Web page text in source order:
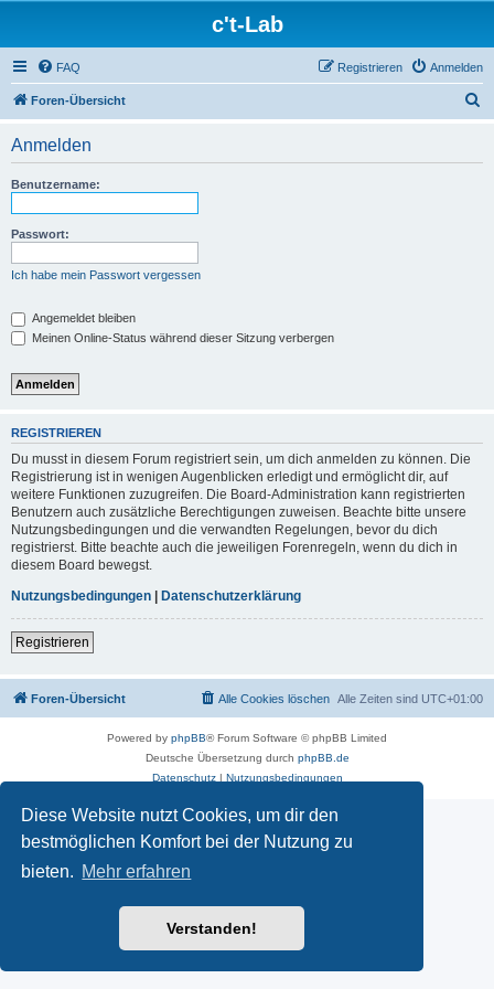
Diese Website nutzt Cookies, um dir den
bestmöglichen Komfort bei der Nutzung zu
bieten. Mehr erfahren
Verstanden!
c't-Lab
FAQ Anmelden
Registrieren
Foren-Übersicht
Anmelden
Benutzername:
Passwort:
Ich habe mein Passwort vergessen
Angemeldet bleiben
Meinen Online-Status während dieser Sitzung verbergen
REGISTRIEREN
Du musst in diesem Forum registriert sein, um dich anmelden zu können. Die
Registrierung ist in wenigen Augenblicken erledigt und ermöglicht dir, auf
weitere Funktionen zuzugreifen. Die Board-Administration kann registrierten
Benutzern auch zusätzliche Berechtigungen zuweisen. Beachte bitte unsere
Nutzungsbedingungen und die verwandten Regelungen, bevor du dich
registrierst. Bitte beachte auch die jeweiligen Forenregeln, wenn du dich in
diesem Board bewegst.
Nutzungsbedingungen | Datenschutzerklärung
Registrieren
Foren-Übersicht Alle Zeiten sind UTC+01:00
Alle Cookies löschen
Powered by phpBB® Forum Software © phpBB Limited
Deutsche Übersetzung durch phpBB.de
Datenschutz| Nutzungsbedingungen